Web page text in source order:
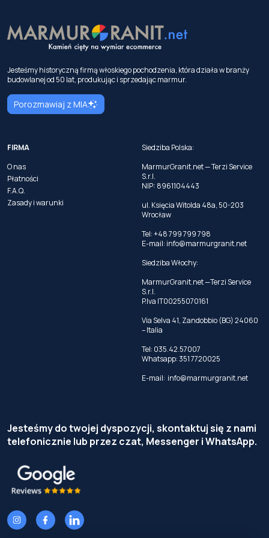
Jesteśmy historyczną firmą włoskiego pochodzenia, która działa w branży
budowlanej od 50 lat, produkując i sprzedając marmur.
Porozmawiaj z MIA
FIRMA
O nas
Płatności
F.A.Q.
Zasady i warunki
Siedziba Polska:
MarmurGranit.net — Terzi Service
S.r.l.
NIP: 8961104443
ul. Księcia Witolda 48a, 50-203
Wrocław
Tel: +48 799 799 798
E-mail: info@marmurgranit.net
Siedziba Włochy:
MarmurGranit.net —Terzi Service
S.r.l.
P.Iva IT00255070161
Via Selva 41, Zandobbio (BG) 24060
– Italia
Tel: 035.42.57007
Whatsapp:351 7720025
E-mail: info@marmurgranit.net
Jesteśmy do twojej dyspozycji, skontaktuj się z nami
telefonicznie lub przez czat, Messenger i WhatsApp.